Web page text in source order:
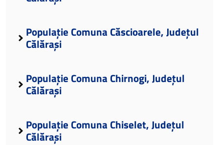
Populație Comuna Căscioarele, Județul
Călărași
Populație Comuna Chirnogi, Județul
Călărași
Populație Comuna Chiselet, Județul
Călărași